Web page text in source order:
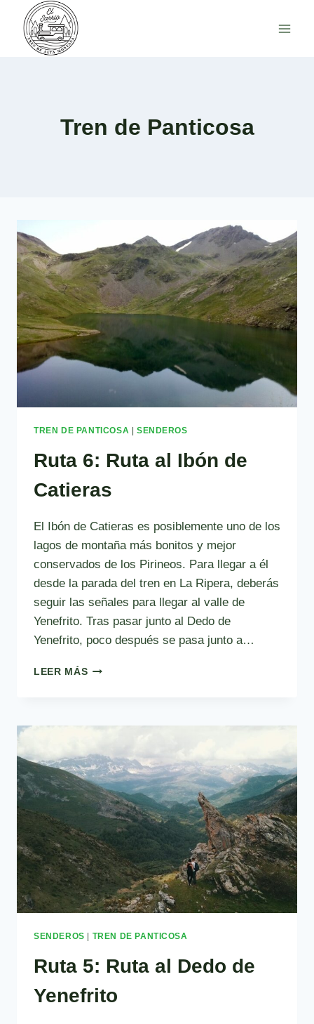
Saltar
contenido
Tren de Panticosa
TREN DE PANTICOSA SENDEROS
Ruta 6: Ruta al Ibón de
Catieras
El Ibón de Catieras es posiblemente uno de los
lagos de montaña más bonitos y mejor
conservados de los Pirineos. Para llegar a él
desde la parada del tren en La Ripera, deberás
seguir las señales para llegar al valle de
Yenefrito. Tras pasar junto al Dedo de
Yenefrito, poco después se pasa junto a…
LEER MÁSRUTA
IBÓN
CATIERAS
SENDEROS | TREN DE PANTICOSA
Ruta 5: Ruta al Dedo de
Yenefrito